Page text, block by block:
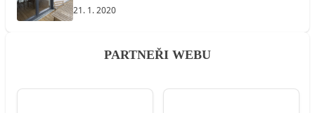
21. 1. 2020
PARTNEŘI WEBU